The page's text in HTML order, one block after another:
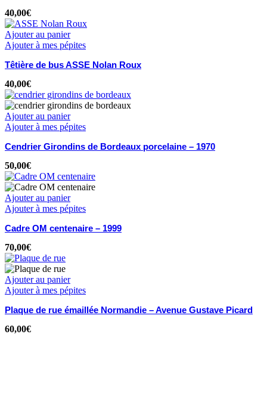
40,00€
Ajouter au panier
Ajouter à mes pépites
Têtière de bus ASSE Nolan Roux
40,00€
Ajouter au panier
Ajouter à mes pépites
Cendrier Girondins de Bordeaux porcelaine – 1970
50,00€
Ajouter au panier
Ajouter à mes pépites
Cadre OM centenaire – 1999
70,00€
Ajouter au panier
Ajouter à mes pépites
Plaque de rue émaillée Normandie – Avenue Gustave Picard
60,00€